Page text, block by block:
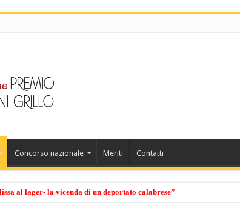
Concorso nazionale Meriti Contatti
al lager- la vicenda di un deportato calabrese”